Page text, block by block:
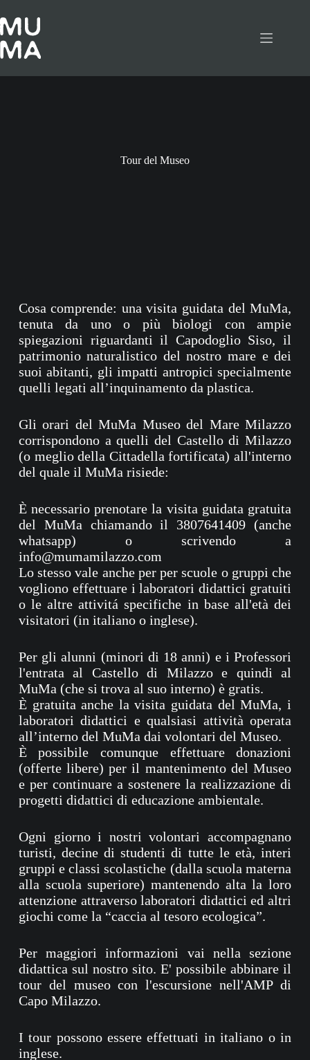
Tour del Museo
Cosa comprende: una visita guidata del MuMa,
tenuta da uno o più biologi con ampie
spiegazioni riguardanti il Capodoglio Siso, il
patrimonio naturalistico del nostro mare e dei
suoi abitanti, gli impatti antropici specialmente
quelli legati all’inquinamento da plastica.
Gli orari del MuMa Museo del Mare Milazzo
corrispondono a quelli del Castello di Milazzo
(o meglio della Cittadella fortificata) all'interno
del quale il MuMa risiede:
È necessario prenotare la visita guidata gratuita
del MuMa chiamando il 3807641409 (anche
whatsapp) o scrivendo a
info@mumamilazzo.com
Lo stesso vale anche per per scuole o gruppi che
vogliono effettuare i laboratori didattici gratuiti
o le altre attivitá specifiche in base all'età dei
visitatori (in italiano o inglese).
Per gli alunni (minori di 18 anni) e i Professori
l'entrata al Castello di Milazzo e quindi al
MuMa (che si trova al suo interno) è gratis.
È gratuita anche la visita guidata del MuMa, i
laboratori didattici e qualsiasi attività operata
all’interno del MuMa dai volontari del Museo.
È possibile comunque effettuare donazioni
(offerte libere) per il mantenimento del Museo
e per continuare a sostenere la realizzazione di
progetti didattici di educazione ambientale.
Ogni giorno i nostri volontari accompagnano
turisti, decine di studenti di tutte le età, interi
gruppi e classi scolastiche (dalla scuola materna
alla scuola superiore) mantenendo alta la loro
attenzione attraverso laboratori didattici ed altri
giochi come la “caccia al tesoro ecologica”.
Per maggiori informazioni vai nella sezione
didattica sul nostro sito. E' possibile abbinare il
tour del museo con l'escursione nell'AMP di
Capo Milazzo.
I tour possono essere effettuati in italiano o in
inglese.